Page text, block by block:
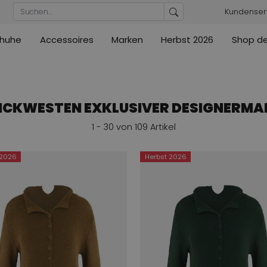
Accessoires
Marken
Herbst 2026
Shop
Arche
EXKLUSIVER
1 - 30 von 109 Artikel
Herbst 2026